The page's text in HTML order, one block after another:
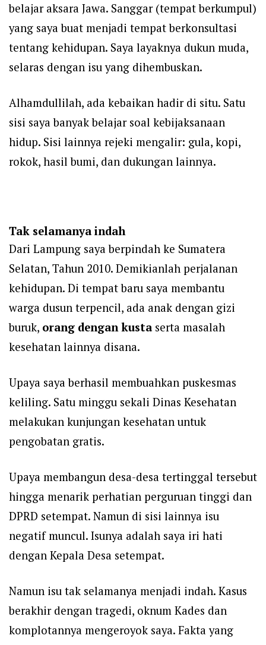
belajar aksara Jawa. Sanggar (tempat berkumpul)
yang saya buat menjadi tempat berkonsultasi
tentang kehidupan. Saya layaknya dukun muda,
selaras dengan isu yang dihembuskan.
Alhamdullilah, ada kebaikan hadir di situ. Satu
sisi saya banyak belajar soal kebijaksanaan
hidup. Sisi lainnya rejeki mengalir: gula, kopi,
rokok, hasil bumi, dan dukungan lainnya.
Tak selamanya indah
Dari Lampung saya berpindah ke Sumatera
Selatan, Tahun 2010. Demikianlah perjalanan
kehidupan. Di tempat baru saya membantu
warga dusun terpencil, ada anak dengan gizi
buruk, orang dengan kusta serta masalah
kesehatan lainnya disana.
Upaya saya berhasil membuahkan puskesmas
keliling. Satu minggu sekali Dinas Kesehatan
melakukan kunjungan kesehatan untuk
pengobatan gratis.
Upaya membangun desa-desa tertinggal tersebut
hingga menarik perhatian perguruan tinggi dan
DPRD setempat. Namun di sisi lainnya isu
negatif muncul. Isunya adalah saya iri hati
dengan Kepala Desa setempat.
Namun isu tak selamanya menjadi indah. Kasus
berakhir dengan tragedi, oknum Kades dan
komplotannya mengeroyok saya. Fakta yang